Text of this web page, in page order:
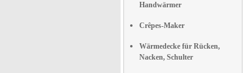
Handwärmer
Crêpes-Maker
Wärmedecke für Rücken,
Nacken, Schulter